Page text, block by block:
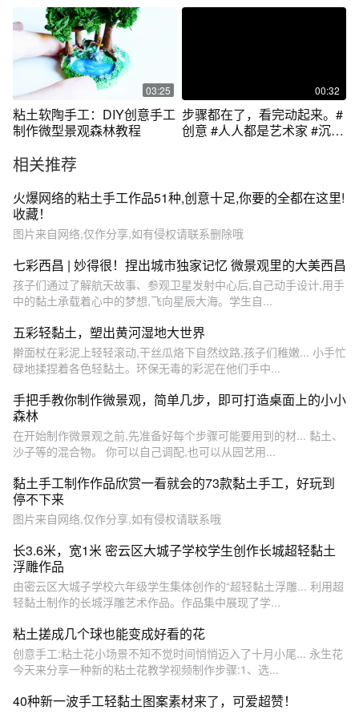
03:25
粘土软陶手工：DIY创意手工
制作微型景观森林教程
00:32
步骤都在了，看完动起来。#
创意 #人人都是艺术家 #沉浸
相关推荐
火爆网络的粘土手工作品51种,创意十足,你要的全都在这里!
收藏！
图片来自网络,仅作分享,如有侵权请联系删除哦
七彩西昌 | 妙得很！捏出城市独家记忆 微景观里的大美西昌
孩子们通过了解航天故事、参观卫星发射中心后,自己动手设计,用手
中的黏土承载着心中的梦想,飞向星辰大海。学生自...
五彩轻黏土，塑出黄河湿地大世界
擀面杖在彩泥上轻轻滚动,干丝瓜烙下自然纹路,孩子们稚嫩... 小手忙
碌地揉捏着各色轻黏土。环保无毒的彩泥在他们手中...
手把手教你制作微景观，简单几步，即可打造桌面上的小小
森林
在开始制作微景观之前,先准备好每个步骤可能要用到的材... 黏土、
沙子等的混合物。 你可以自己调配,也可以从园艺用...
黏土手工制作作品欣赏一看就会的73款黏土手工，好玩到
停不下来
图片来自网络,仅作分享,如有侵权请联系哦
长3.6米，宽1米 密云区大城子学校学生创作长城超轻黏土
浮雕作品
由密云区大城子学校六年级学生集体创作的“超轻黏土浮雕... 利用超
轻黏土制作的长城浮雕艺术作品。作品集中展现了学...
粘土搓成几个球也能变成好看的花
创意手工:粘土花小场景不知不觉时间悄悄迈入了十月小尾... 永生花
今天来分享一种新的粘土花教学视频制作步骤:1、选...
40种新一波手工轻黏土图案素材来了，可爱超赞！